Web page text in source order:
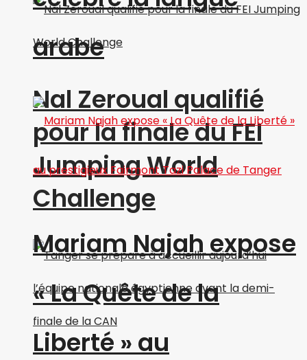
Nal Zeroual qualifié
pour la finale du FEI
Jumping World
Challenge
arabe
Mariam Najah expose
« La Quête de la
Liberté » au